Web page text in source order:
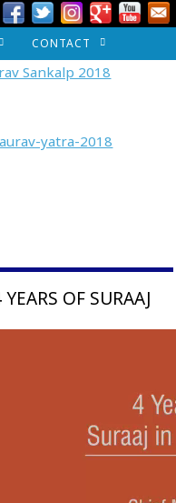
CONTACT
OF SURAAJ